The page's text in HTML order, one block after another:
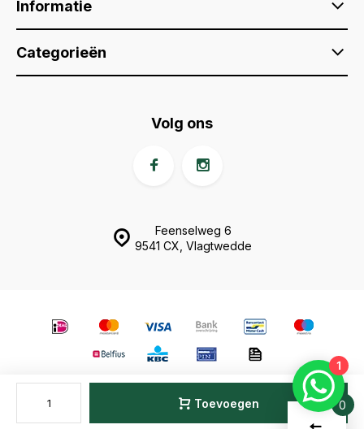
Toevoegen
Informatie
Categorieën
Feenselweg 6
9541 CX, Vlagtwedde
Volg ons
Sitemap
0
Vergelijk
1